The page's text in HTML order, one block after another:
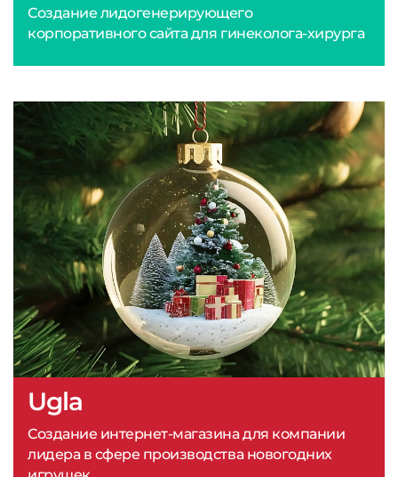
Ugla
Создание интернет-магазина для компании
лидера в сфере производства новогодних
Создание лидогенерирующего
корпоративного сайта для гинеколога-хирурга